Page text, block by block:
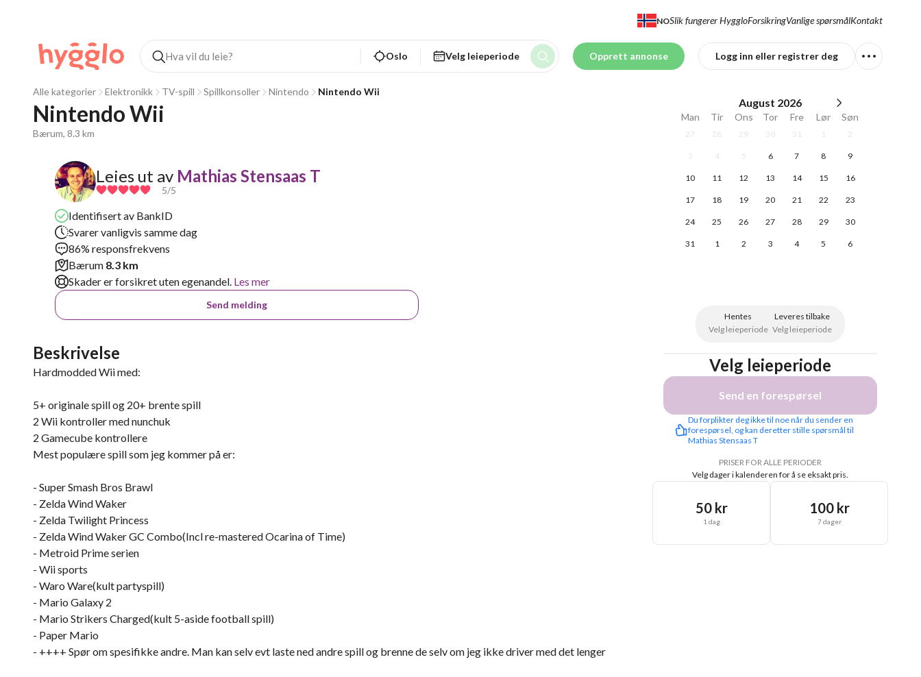
NOSlik fungerer HyggloForsikringVanlige spørsmålKontakt
Oslo Velg leieperiode Opprett annonse Logg inn eller registrer deg
Alle kategorier Elektronikk TV-spill Spillkonsoller Nintendo Nintendo Wii
Nintendo Wii
Bærum, 8.3 km
Leies ut av Mathias Stensaas T
5/5
Identifisert av BankID
Svarer vanligvis samme dag
86% responsfrekvens
Bærum 8.3 km
Skader er forsikret uten egenandel. Les mer
Send melding
Beskrivelse
Hardmodded Wii med:
5+ originale spill og 20+ brente spill
2 Wii kontroller med nunchuk
2 Gamecube kontrollere
Mest populære spill som jeg kommer på er:
- Super Smash Bros Brawl
- Zelda Wind Waker
- Zelda Twilight Princess
- Zelda Wind Waker GC Combo(Incl re-mastered Ocarina of Time)
- Metroid Prime serien
- Wii sports
- Waro Ware(kult partyspill)
- Mario Galaxy 2
- Mario Strikers Charged(kult 5-aside football spill)
- Paper Mario
- ++++ Spør om spesifikke andre. Man kan selv evt laste ned andre spill og brenne de selv om jeg ikke driver med det lenger
August 2026
Man Tir Ons Tor Fre Lør Søn
27 28 29 30 31 1 2
3 4 5 6 7 8 9
10 11 12 13 14 15 16
17 18 19 20 21 22 23
24 25 26 27 28 29 30
31 1 2 3 4 5 6
Hentes
Velg leieperiode
Leveres tilbake
Velg leieperiode
Velg leieperiode
Send en forespørsel
Du forplikter deg ikke til noe når du sender en
forespørsel, og kan deretter stille spørsmål til
Mathias Stensaas T
PRISER FOR ALLE PERIODER
Velg dager i kalenderen for å se eksakt pris.
50 kr
1 dag
100 kr
7 dager